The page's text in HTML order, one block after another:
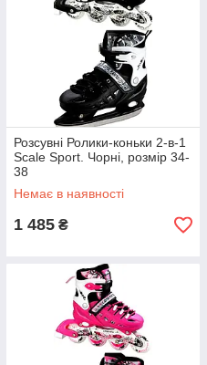
Розсувні Ролики-коньки 2-в-1
Scale Sport. Чорні, розмір 34-
38
Немає в наявності
1 485 ₴